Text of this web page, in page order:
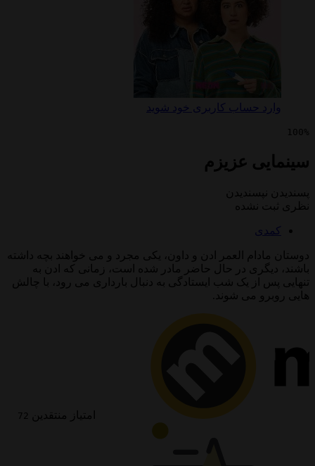
حساب کاربری خود شوید
عزیزم
نشده
العمر ادن و داون، یکی مجرد و می خواهند بچه داشته
در حال حاضر مادر شده است، زمانی که ادن به
از یک شب ایستادگی به دنبال بارداری می رود، با چالش
می شوند.
امتیاز منتقدین 72